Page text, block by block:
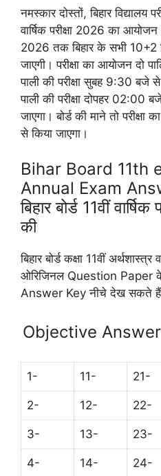
नमस्कार दोस्तों, बिहार विद्यालय
वार्षिक परीक्षा 2026 का
2026 तक बिहार के सभी 10+2
जाएगी। परीक्षा का आयोजन दो
पाली की परीक्षा सुबह 9:30 बजे
पाली की परीक्षा दोपहर
जाएगा। बोर्ड की माने तो
से किया जाएगा।
Bihar Board 11th
Annual Exam
बिहार बोर्ड 11वीं
की
बिहार बोर्ड कक्षा 11वीं अर्थशास्त्र
ओरिजिनल Question Paper
Answer Key नीचे देख सकते
Objective
1- 11- 21-
2- 12- 22-
3- 13- 23-
4- 14- 24-